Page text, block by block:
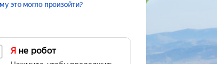
это могло произойти?
Я не робот